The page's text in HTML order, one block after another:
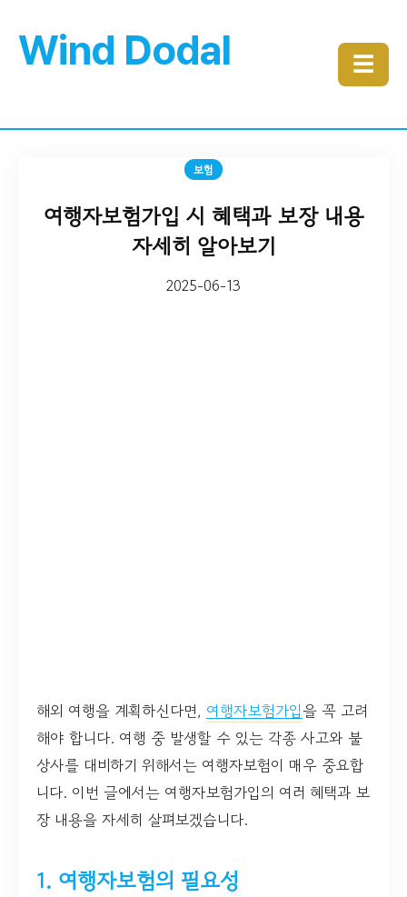
Wind Dodal ☰
보험
여행자보험가입 시 혜택과 보장 내용
자세히 알아보기
2025-06-13
해외 여행을 계획하신다면, 여행자보험가입을 꼭 고려
해야 합니다. 여행 중 발생할 수 있는 각종 사고와 불
상사를 대비하기 위해서는 여행자보험이 매우 중요합
니다. 이번 글에서는 여행자보험가입의 여러 혜택과 보
장 내용을 자세히 살펴보겠습니다.
1. 여행자보험의 필요성